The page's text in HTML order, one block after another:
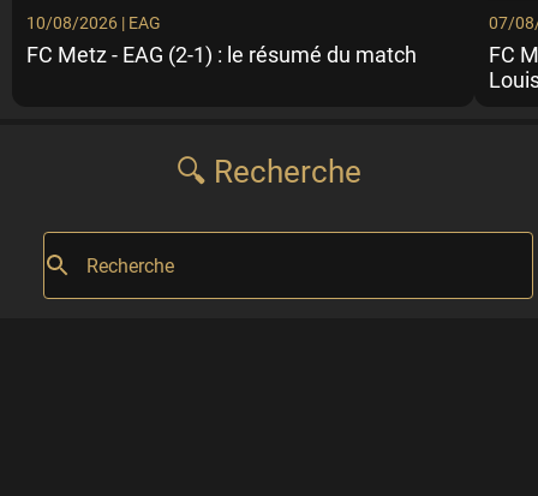
10/08/2026 | EAG
FC Metz - EAG (2-1) : le résumé du match
07/
FC
🔍 Recherche